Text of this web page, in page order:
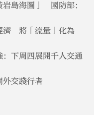
岩島海圖」 國防部：
濟 將「流量」化為
下周四展開千人交通
外交踐行者